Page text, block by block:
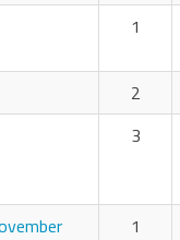
1
2
3
1